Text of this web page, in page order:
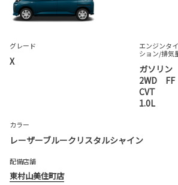
グレード
X
エンジンタ
ション/排気
ガソリン
2WD FF
CVT
1.0L
カラー
レーザーブルークリスタルシャイン
配備店舗
東村山美住町店